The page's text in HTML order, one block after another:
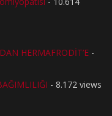
HERMAFRODİT’E -
- 8.172 views